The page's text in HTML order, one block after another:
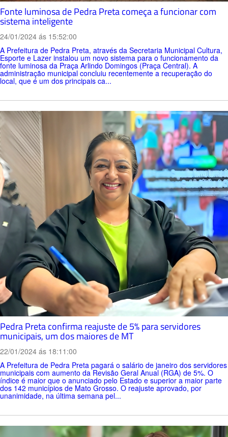
Fonte luminosa de Pedra Preta começa a funcionar com
sistema inteligente
24/01/2024 ás 15:52:00
A Prefeitura de Pedra Preta, através da Secretaria Municipal Cultura,
Esporte e Lazer instalou um novo sistema para o funcionamento da
fonte luminosa da Praça Arlindo Domingos (Praça Central). A
administração municipal concluiu recentemente a recuperação do
local, que é um dos principais ca...
Pedra Preta confirma reajuste de 5% para servidores
municipais, um dos maiores de MT
22/01/2024 ás 18:11:00
A Prefeitura de Pedra Preta pagará o salário de janeiro dos servidores
municipais com aumento da Revisão Geral Anual (RGA) de 5%. O
índice é maior que o anunciado pelo Estado e superior a maior parte
dos 142 municípios de Mato Grosso. O reajuste aprovado, por
unanimidade, na última semana pel...